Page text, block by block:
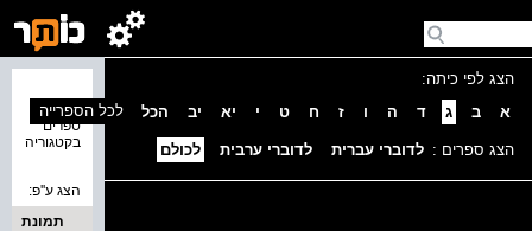
הצג לפי כיתה:
א
ב ג ד ה ו ז ח ט י יא יב הכל
הצג ספרים : לדוברי עברית לדוברי ערבית לכולם
ספרים
בקטגוריה
לכל הספרייה
הצג ע''פ:
תמונת